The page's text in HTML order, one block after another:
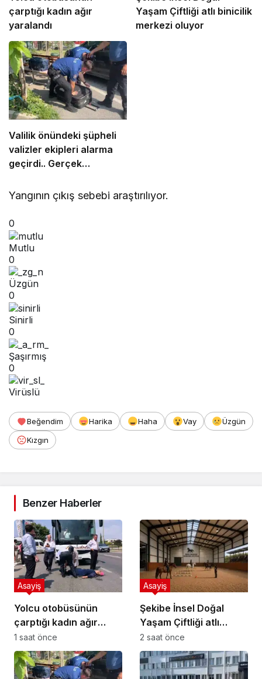
çarptığı kadın ağır
yaralandı
Yaşam Çiftliği atlı binicilik
merkezi oluyor
Valilik önündeki şüpheli
valizler ekipleri alarma
geçirdi.. Gerçek
Yangının çıkış sebebi araştırılıyor.
0
Mutlu
0
Üzgün
0
Sinirli
0
Şaşırmış
0
Virüslü
Beğendim Harika Haha Vay
Üzgün
Kızgın
Benzer Haberler
Yolcu otobüsünün
çarptığı kadın ağır
yaralandı
Asayiş
1 saat önce
Şekibe İnsel Doğal
Yaşam Çiftliği atlı
binicilik merkezi oluyor
Asayiş
2 saat önce